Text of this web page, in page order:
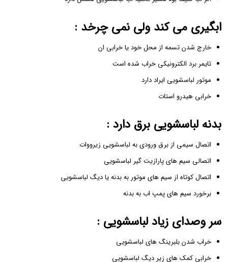
ابگیری می کند ولی نمی چرخد :
خارج شدن تسمه از محل خود یا خرابی ان
تایمر برد الکترونیکی خراب شده است
موتور لباسشویی ایراد دارد
خرابی هیدرو استات
بدنه لباسشویی برق دارد :
اتصال سیمی از برق ورودی به لباسشویی زیرووات
اتصالی سیم های پارازیت گیر لباسشویی
اتصال کوتاه از سیم های موتور به بدنه یا دیگ لباسشویی
برخورد سیم های پمپ اب به بدنه
سر وصدای زیاد لباسشویی :
خراب شدن بلبرینگ های لباسشویی
خرابی کمک های زیر دیگ لباسشویی